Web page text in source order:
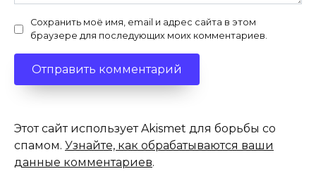
Сохранить моё имя, email и адрес сайта в этом
браузере для последующих моих комментариев.
Этот сайт использует Akismet для борьбы со
спамом. Узнайте, как обрабатываются ваши
данные комментариев.